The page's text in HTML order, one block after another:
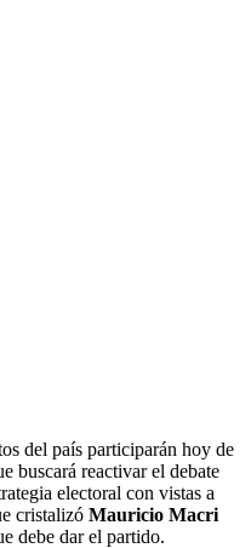
del país participarán hoy de
buscará reactivar el debate
electoral con vistas a
cristalizó Mauricio Macri
debe dar el partido.